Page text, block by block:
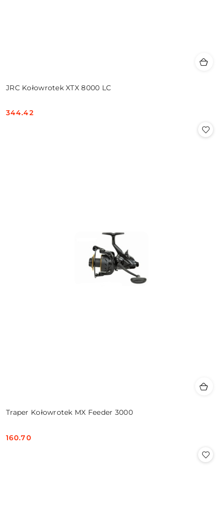
JRC Kołowrotek XTX 8000 LC
Cena:
344.42
Traper Kołowrotek MX Feeder 3000
Cena:
160.70